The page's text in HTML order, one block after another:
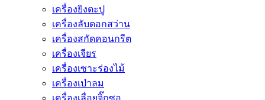
เครื่องยิงตะปู
เครื่องลับดอกสว่าน
เครื่องสกัดคอนกรีต
เครื่องเจียร
เครื่องเซาะร่องไม้
เครื่องเป่าลม
เครื่องเลื่อยจิ๊กซอ